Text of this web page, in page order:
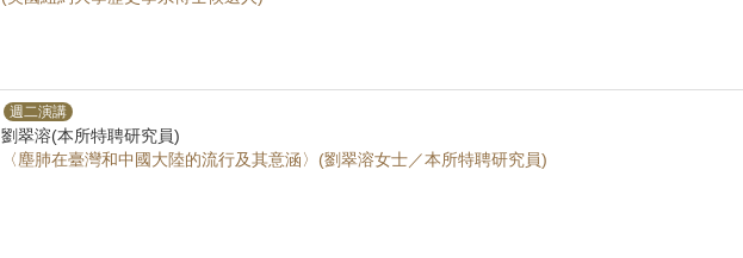
週二演講
劉翠溶(本所特聘研究員)
〈塵肺在臺灣和中國大陸的流行及其意涵〉(劉翠溶女士／本所特聘研究員)